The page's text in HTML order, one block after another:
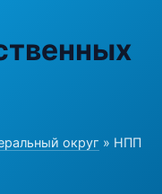
округ » НПП